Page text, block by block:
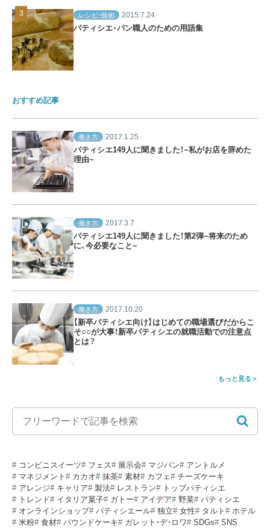
レシピ・技術 2015.7.24
パティシエ・パン職人のための用語集
おすすめ記事
働き方 2017.1.25
パティシエ149人に聞きました！~私がお店を辞めた
理由~
働き方 2017.3.7
パティシエ149人に聞きました！第2弾~将来のため
に、今必要なこと~
働き方 2017.10.20
【新卒パティシエ向け】はじめての職場選びだからこ
そ○○が大事！新卒パティシエの就職活動での注意点
とは？
もっと見る
コンビニスイーツ フェス 展示会 マジパン
アントルメ
マネジメント
カカオ 抹茶 素材 カフェ
チーズケーキ
アレンジ
キャリア 製法 レストラン
トップパティシエ
トレンド
イタリア菓子 ガトー アイデア 野菜
パティシエ
オンラインショップ
パティシエール 独立 女性 タルト
ホテル
米粉
食材 パウンドケーキ ガレット・デ・ロワ SDGs
SNS